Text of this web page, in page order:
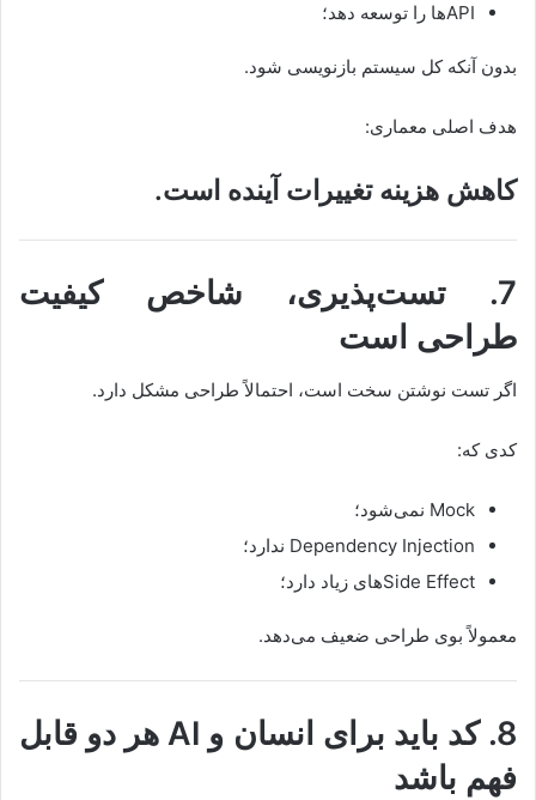
APIها را توسعه دهد؛
بدون آنکه کل سیستم بازنویسی شود.
هدف اصلی معماری:
کاهش هزینه تغییرات آینده است.
7. تست‌پذیری، شاخص کیفیت
طراحی است
اگر تست نوشتن سخت است، احتمالاً طراحی مشکل دارد.
کدی که:
Mock نمی‌شود؛
Dependency Injection ندارد؛
Side Effectهای زیاد دارد؛
معمولاً بوی طراحی ضعیف می‌دهد.
8. کد باید برای انسان و AI هر دو قابل
فهم باشد